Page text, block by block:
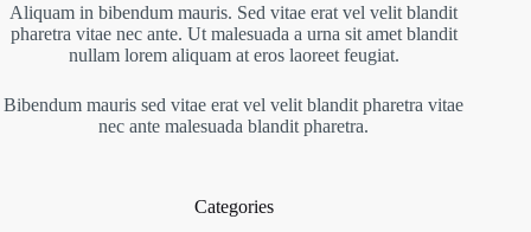
Aliquam in bibendum mauris. Sed vitae erat vel velit blandit
pharetra vitae nec ante. Ut malesuada a urna sit amet blandit
nullam lorem aliquam at eros laoreet feugiat.
Bibendum mauris sed vitae erat vel velit blandit pharetra vitae
nec ante malesuada blandit pharetra.
Categories